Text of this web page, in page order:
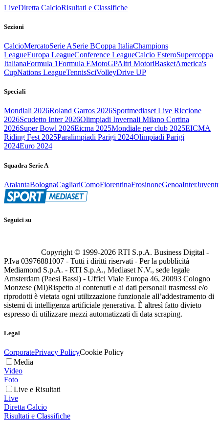
LiveDiretta CalcioRisultati e Classifiche
Sezioni
CalcioMercatoSerie ASerie BCoppa ItaliaChampions
LeagueEuropa LeagueConference LeagueCalcio EsteroSupercoppa
ItalianaFormula 1Formula EMotoGPAltri MotoriBasketAmerica's
CupNations LeagueTennisSciVolleyDrive UP
Speciali
Mondiali 2026Roland Garros 2026Sportmediaset Live Riccione
2026Scudetto Inter 2026Olimpiadi Invernali Milano Cortina
2026Super Bowl 2026Eicma 2025Mondiale per club 2025EICMA
Riding Fest 2025Paralimpiadi Parigi 2024Olimpiadi Parigi
2024Euro 2024
Squadra Serie A
AtalantaBolognaCagliariComoFiorentinaFrosinoneGenoaInter
Seguici su
Copyright © 1999-2026 RTI S.p.A. Business Digital -
P.Iva 03976881007 - Tutti i diritti riservati - Per la pubblicità
Mediamond S.p.A. - RTI S.p.A., Mediaset N.V., sede legale
Amsterdam (Paesi Bassi) - Uffici Viale Europa 46, 20093 Cologno
Monzese (MI)Rispetto ai contenuti e ai dati personali trasmessi e/o
riprodotti è vietata ogni utilizzazione funzionale all’addestramento di
sistemi di intelligenza artificiale generativa. È altresì fatto divieto
espresso di utilizzare mezzi automatizzati di data scraping.
Legal
CorporatePrivacy PolicyCookie Policy
Media
Video
Foto
Live e Risultati
Live
Diretta Calcio
Risultati e Classifiche